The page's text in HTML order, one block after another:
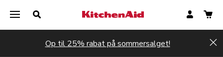
Op til 25% rabat på sommersalget!